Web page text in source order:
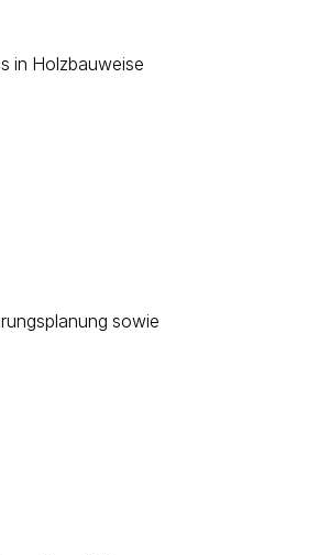
in Holzbauweise
sowie